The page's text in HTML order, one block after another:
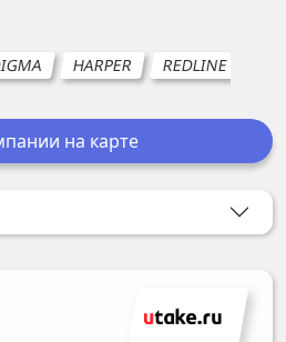
HARPER REDLINE
на карте